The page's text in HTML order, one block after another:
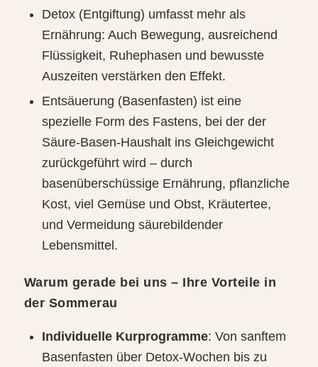
Detox (Entgiftung) umfasst mehr als
Ernährung: Auch Bewegung, ausreichend
Flüssigkeit, Ruhephasen und bewusste
Auszeiten verstärken den Effekt.
Entsäuerung (Basenfasten) ist eine
spezielle Form des Fastens, bei der der
Säure-Basen-Haushalt ins Gleichgewicht
zurückgeführt wird – durch
basenüberschüssige Ernährung, pflanzliche
Kost, viel Gemüse und Obst, Kräutertee,
und Vermeidung säurebildender
Lebensmittel.
Warum gerade bei uns – Ihre Vorteile in
der Sommerau
Individuelle Kurprogramme: Von sanftem
Basenfasten über Detox-Wochen bis zu